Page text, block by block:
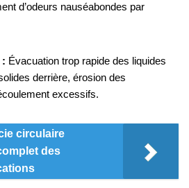
d’odeurs nauséabondes par
: Évacuation trop rapide des liquides
derrière, érosion des
excessifs.
circulaire
des